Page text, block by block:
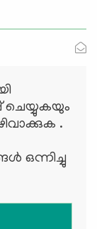
.
ഒന്നിച്ചു